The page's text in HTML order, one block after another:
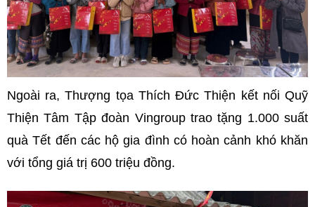
Ngoài ra, Thượng tọa Thích Đức Thiện kết nối Quỹ
Thiện Tâm Tập đoàn Vingroup trao tặng 1.000 suất
quà Tết đến các hộ gia đình có hoàn cảnh khó khăn
với tổng giá trị 600 triệu đồng.